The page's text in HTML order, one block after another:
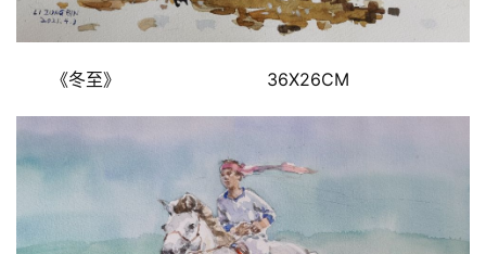
《冬至》                           36X26CM